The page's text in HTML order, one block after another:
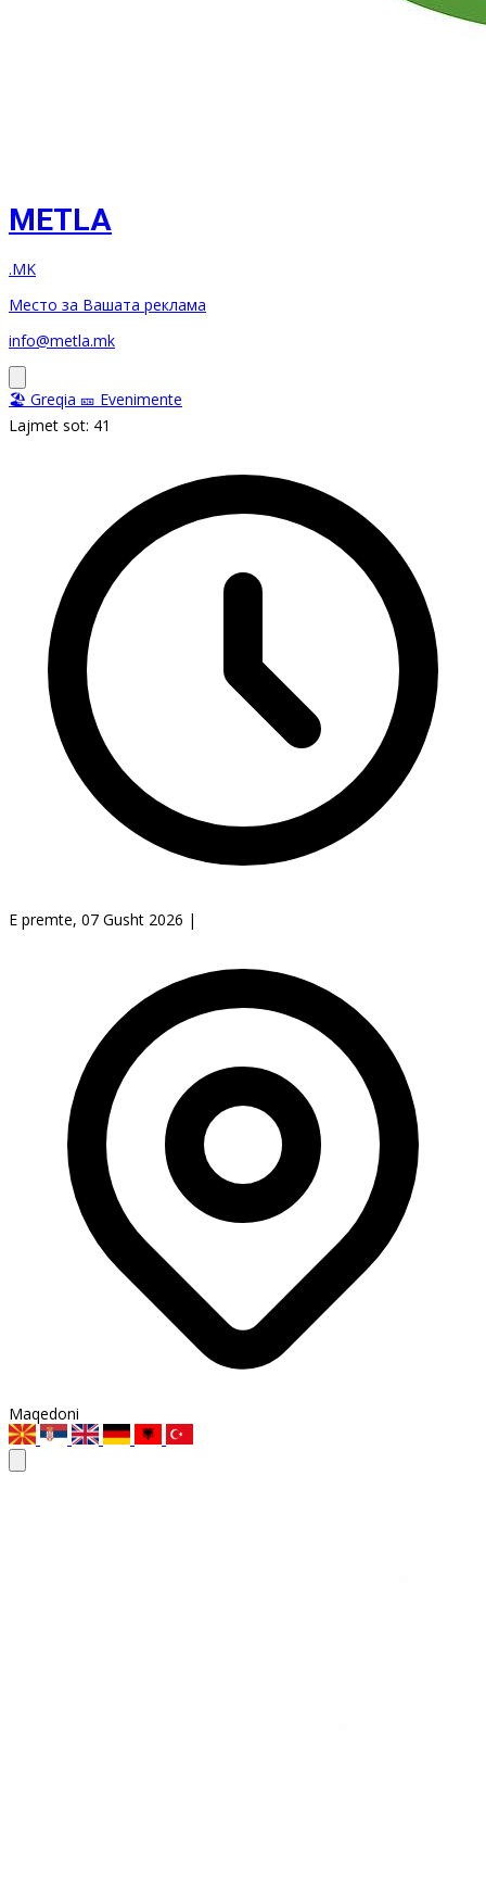
METLA
.MK
Место за Вашата реклама
info@metla.mk
🏖️ Greqia 🎫 Evenimente
Lajmet sot: 41
E premte, 07 Gusht 2026 |
Maqedoni